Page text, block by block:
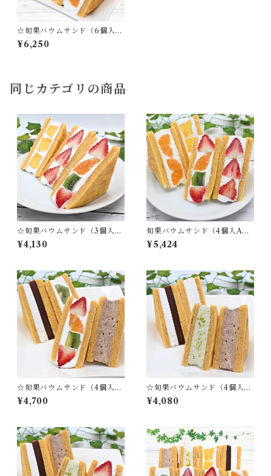
☆旬果バウムサンド（6個入）
｜フルーツ×バウムの贅沢サン
ド
¥6,250
同じカテゴリの商品
☆旬果バウムサンド（3個入）
｜フルーツ×バウムの贅沢サン
ド
¥4,130
旬果バウムサンド（4個入A）
｜フルーツ×バウムの贅沢サン
ド
¥5,424
☆旬果バウムサンド（4個入
B）｜フルーツ×バウムの贅沢
サンド
¥4,700
☆旬果バウムサンド（4個入
F）｜クリーム×バウムの贅沢
サンド
¥4,080